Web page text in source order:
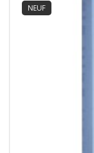
NEUF